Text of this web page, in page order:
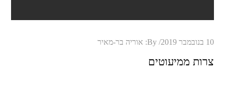
Posted
10 בנובמבר 2019 By: אוריה בר-מאיר
צרות ממיעוטים